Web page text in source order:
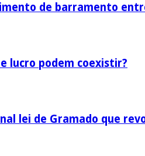
de barramento
lucro podem coexistir?
lei de Gramado que